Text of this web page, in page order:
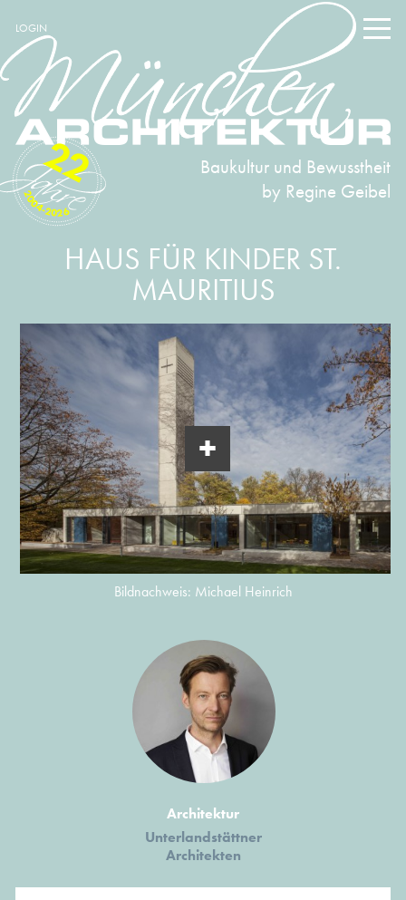
LOGIN
Baukultur und Bewusstheit
by Regine Geibel
2004-2026
22
HAUS FÜR KINDER ST.
MAURITIUS
Bildnachweis: Michael Heinrich
Architektur
Unterlandstättner
Architekten